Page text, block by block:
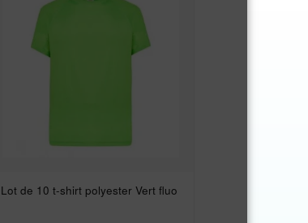
Lot de 10 t-shirt polyester Vert fluo